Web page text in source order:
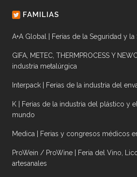
FAMILIAS
A+A Global | Ferias de la Seguridad y la
GIFA, METEC, THERMPROCESS Y
industria metalúrgica
Interpack | Ferias de la industria del
K | Ferias de la industria del plástico y
mundo
Medica | Ferias y congresos médicos
ProWein / ProWine | Feria del Vino,
artesanales